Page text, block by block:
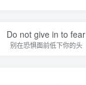
Do not give in to fear
别在恐惧面前低下你的头